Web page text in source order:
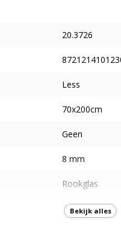
20.3726
Less
70x200cm
Geen
8 mm
Rookglas
Ja - Nano-
Bekijk alles